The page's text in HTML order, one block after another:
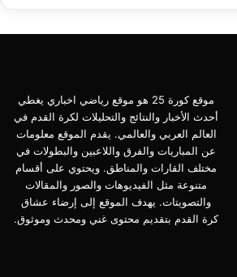
موقع كورة 25 هو موقع رياضي اخباري يغطي
أحدث الأخبار والنتائج والتحليلات لكرة القدم في
العالم العربي والعالمي. يقدم الموقع معلومات
عن المباريات والفرق واللاعبين والبطولات في
مختلف القارات والمناطق. ويحتوي على أقسام
متنوعة مثل الفيديوهات والصور والمقالات
والتصويتات. يهدف الموقع إلى إرضاء عشاق
كرة القدم بتقديم محتوى غني ومحدث وموثوق.